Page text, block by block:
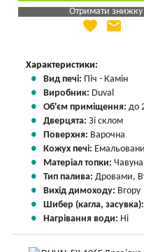
Отримати знижку
Яка Ваша ціна
favorite email
Характеристики:
Вид печі: Піч - Камін
Виробник: Duval
Об'єм приміщення: до
Дверцята: Зі склом
Поверхня: Варочна
Кожух печі:
Матеріал топки: Чавуна
Тип палива: Дровами,
Вихід димоходу: Вгору
Шибер (кагла,
Нагрівання води: Ні